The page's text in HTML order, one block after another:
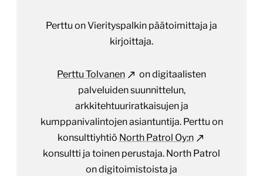
Perttu on Vierityspalkin päätoimittaja ja
kirjoittaja.
Perttu Tolvanen
on digitaalisten
palveluiden suunnittelun,
arkkitehtuuriratkaisujen ja
kumppanivalintojen asiantuntija. Perttu on
konsulttiyhtiö North Patrol Oy:n
konsultti ja toinen perustaja. North Patrol
on digitoimistoista ja